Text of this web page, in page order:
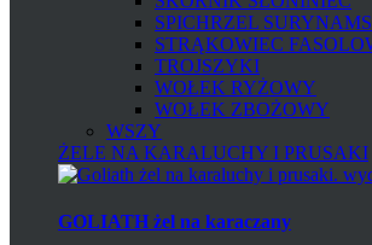
SPICHRZEL
STRĄKOWIEC
TROJSZYKI
WOŁEK RYŻOWY
WOŁEK ZBOŻOWY
WSZY
ŻELE NA KARALUCHY I PRUSAKI
GOLIATH żel na karaczany